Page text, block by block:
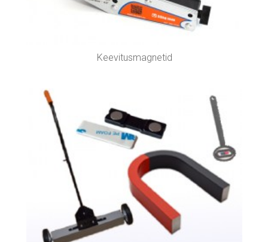
Keevitusmagnetid